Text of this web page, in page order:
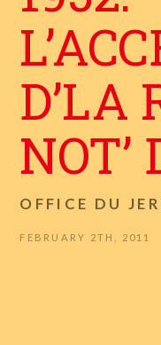
D’LA
NOT’
OFFICE DU
FEBRUARY 2TH, 2011